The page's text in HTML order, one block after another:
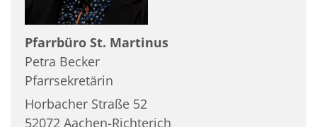
Pfarrbüro St. Martinus
Petra Becker
Pfarrsekretärin
Horbacher Straße 52
52072 Aachen-Richterich